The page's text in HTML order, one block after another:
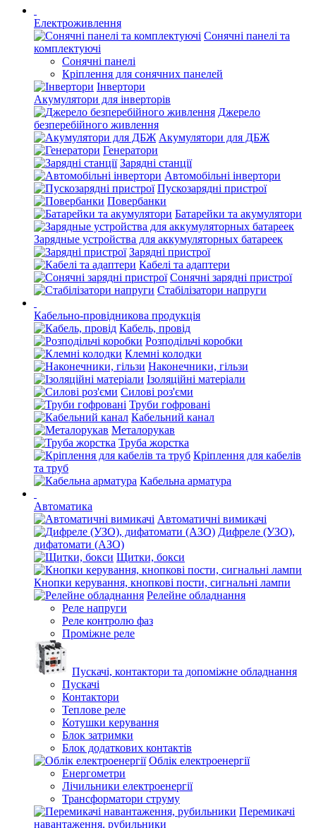
Електроживлення
Сонячні панелі та
комплектуючі
Сонячні панелі
Кріплення для сонячних панелей
Інвертори
Акумулятори для інверторів
Джерело
безперебійного живлення
Акумулятори для ДБЖ
Генератори
Зарядні станції
Автомобільні інвертори
Пускозарядні пристрої
Повербанки
Батарейки та акумулятори
Зарядные устройства для аккумуляторных батареек
Зарядні пристрої
Кабелі та адаптери
Сонячні зарядні пристрої
Стабілізатори напруги
Кабельно-провідникова продукція
Кабель, провід
Розподільчі коробки
Клемні колодки
Наконечники, гільзи
Ізоляційні матеріали
Силові роз'єми
Труби гофровані
Кабельний канал
Металорукав
Труба жорстка
Кріплення для кабелів
та труб
Кабельна арматура
Автоматика
Автоматичні вимикачі
Дифреле (УЗО),
дифатомати (АЗО)
Щитки, бокси
Кнопки керування, кнопкові пости, сигнальні лампи
Релейне обладнання
Реле напруги
Реле контролю фаз
Проміжне реле
Пускачі, контактори та допоміжне обладнання
Пускачі
Контактори
Теплове реле
Котушки керування
Блок затримки
Блок додаткових контактів
Облік електроенергії
Енергометри
Лічильники електроенергії
Трансформатори струму
Перемикачі
навантаження, рубильники